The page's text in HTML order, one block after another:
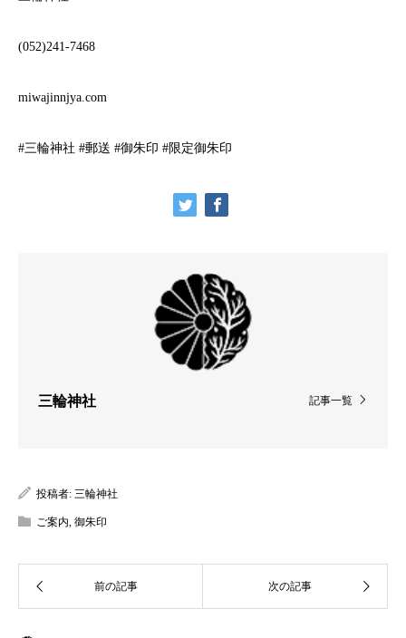
(052)241-7468
miwajinnjya.com
#三輪神社 #郵送 #御朱印 #限定御朱印
記事一覧
三輪神社
投稿者: 三輪神社
ご案内, 御朱印